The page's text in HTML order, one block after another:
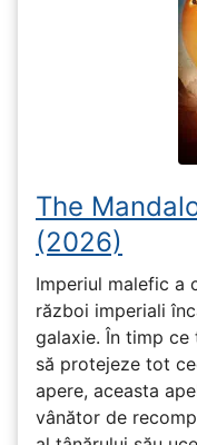
The
(2026)
Imperiul malefic a
război imperiali
galaxie. În timp ce
să protejeze tot
apere, aceasta
vânător de